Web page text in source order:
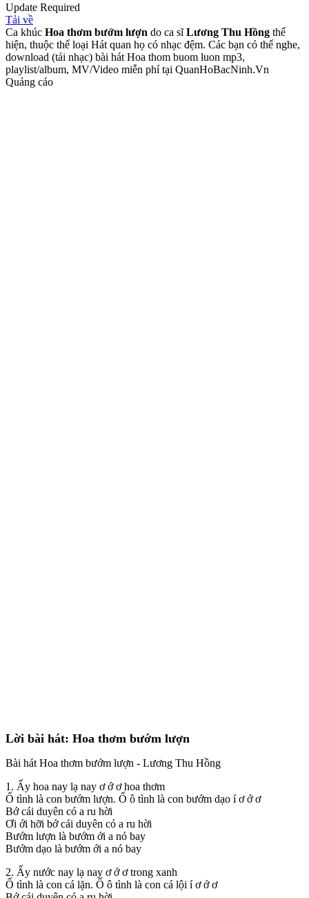
Update Required
Tải về
Ca khúc Hoa thơm bướm lượn do ca sĩLương Thu Hồng thể
hiện, thuộc thể loại Hát quan họ có nhạc đệm. Các bạn có thể nghe,
download (tải nhạc) bài hát Hoa thom buom luon mp3,
playlist/album, MV/Video miễn phí tại QuanHoBacNinh.Vn
Quảng cáo
Lời bài hát: Hoa thơm bướm lượn
Bài hát Hoa thơm bướm lượn - Lương Thu Hồng
1. Ấy hoa nay lạ nay ơ ớ ơ hoa thơm
Ố tình là con bướm lượn. Ố ô tình là con bướm dạo í ơ ớ ơ
Bớ cái duyên có a ru hời
Ơi ới hỡi bớ cái duyên có a ru hời
Bướm lượn là bướm ới a nó bay
Bướm dạo là bướm ới a nó bay
2. Ấy nước nay lạ nay ơ ớ ơ trong xanh
Ố tình là con cá lặn. Ố ô tình là con cá lội í ơ ớ ơ